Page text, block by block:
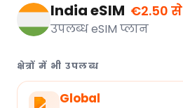
India eSIM €2.50 से
उपलब्ध eSIM प्लान
क्षेत्रों में भी उपलब्ध
Global